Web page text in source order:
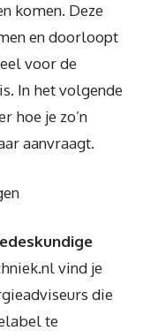
komen. Deze
en doorloopt
voor de
In het volgende
hoe je zo’n
aanvraagt.
vind je
die
te